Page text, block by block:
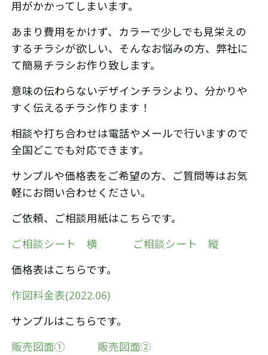
用がかかってしまいます。
あまり費用をかけず、カラーで少しでも見栄えの
するチラシが欲しい、そんなお悩みの方、弊社に
て簡易チラシお作り致します。
意味の伝わらないデザインチラシより、分かりや
すく伝えるチラシ作ります！
相談や打ち合わせは電話やメールで行いますので
全国どこでも対応できます。
サンプルや価格表をご希望の方、ご質問等はお気
軽にお問い合わせください。
ご依頼、ご相談用紙はこちらです。
ご相談シート 横 ご相談シート 縦
価格表はこちらです。
作図料金表(2022.06)
サンプルはこちらです。
販売図面① 販売図面②